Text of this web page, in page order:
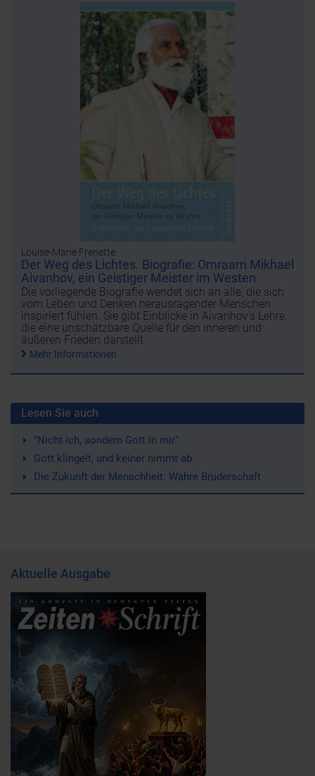
Louise-Marie Frenette
Der Weg des Lichtes. Biografie: Omraam Mikhael
Aivanhov, ein Geistiger Meister im Westen
Die vorliegende Biografie wendet sich an alle, die sich
vom Leben und Denken herausragender Menschen
inspiriert fühlen. Sie gibt Einblicke in Aivanhov's Lehre,
die eine unschätzbare Quelle für den inneren und
äußeren Frieden darstellt.
Mehr Informationen
Lesen Sie auch
"Nicht ich, sondern Gott in mir"
Gott klingelt, und keiner nimmt ab
Die Zukunft der Menschheit: Wahre Bruderschaft
Aktuelle Ausgabe